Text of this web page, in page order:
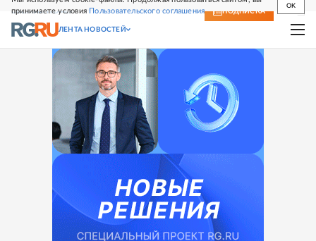
принимаете условия Пользовательского соглашения
OK
СВЕЖИЙ НОМЕР ПОДПИСКА
ЛЕНТА НОВОСТЕЙ